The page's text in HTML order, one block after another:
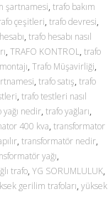
şartnamesi, trafo bakım
çeşitleri, trafo devresi,
, trafo hesabı nasıl
, TRAFO KONTROL, trafo
, Trafo Müşavirliği,
, trafo satış, trafo
, trafo testleri nasıl
yağı nedir, trafo yağları,
400 kva, transformator
, transformatör nedir,
yağı,
trafo, YG SORUMLULUK,
gerilim trafoları, yüksek